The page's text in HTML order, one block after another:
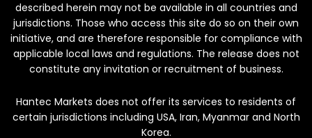
described herein may not be available in all countries and
jurisdictions. Those who access this site do so on their own
initiative, and are therefore responsible for compliance with
applicable local laws and regulations. The release does not
constitute any invitation or recruitment of business.
Hantec Markets does not offer its services to residents of
certain jurisdictions including USA, Iran, Myanmar and North
Korea.